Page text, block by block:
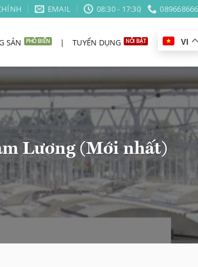
EMAIL 08:30 - 17:30
SẢN | TUYỂN DỤNG VI
Lương (Mới nhất)